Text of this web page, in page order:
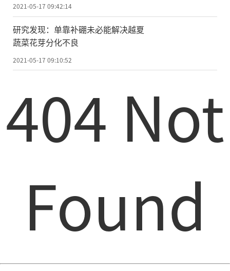
课题团队联合开展的研究，这项研究在国际
上首次报道了“人源全长异源二聚体GABAB
受体的精细三维空间结构”，为今后靶向GA
BAB受体的药物研发奠定了基础。
《自然》发表。也就是说，如果《细胞研
究》没有抢先发布我国学者的研究成果，那
么这个领域的首发权就会被别国抢占，我国
在《国家科学评论》执行主编、中国科
学院脑科学与智能技术卓越创新中心学术主
任蒲慕明院士看来，中国建设世界一流科技
2021-05-17 09:42:14
研究发现：单靠补硼未必能解决越夏
蔬菜花芽分化不良
2021-05-17 09:10:52
404 Not
Found